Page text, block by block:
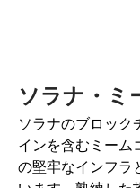
ソラナ・ミ
ソラナのブロック
インを含むミーム
の堅牢なインフラ